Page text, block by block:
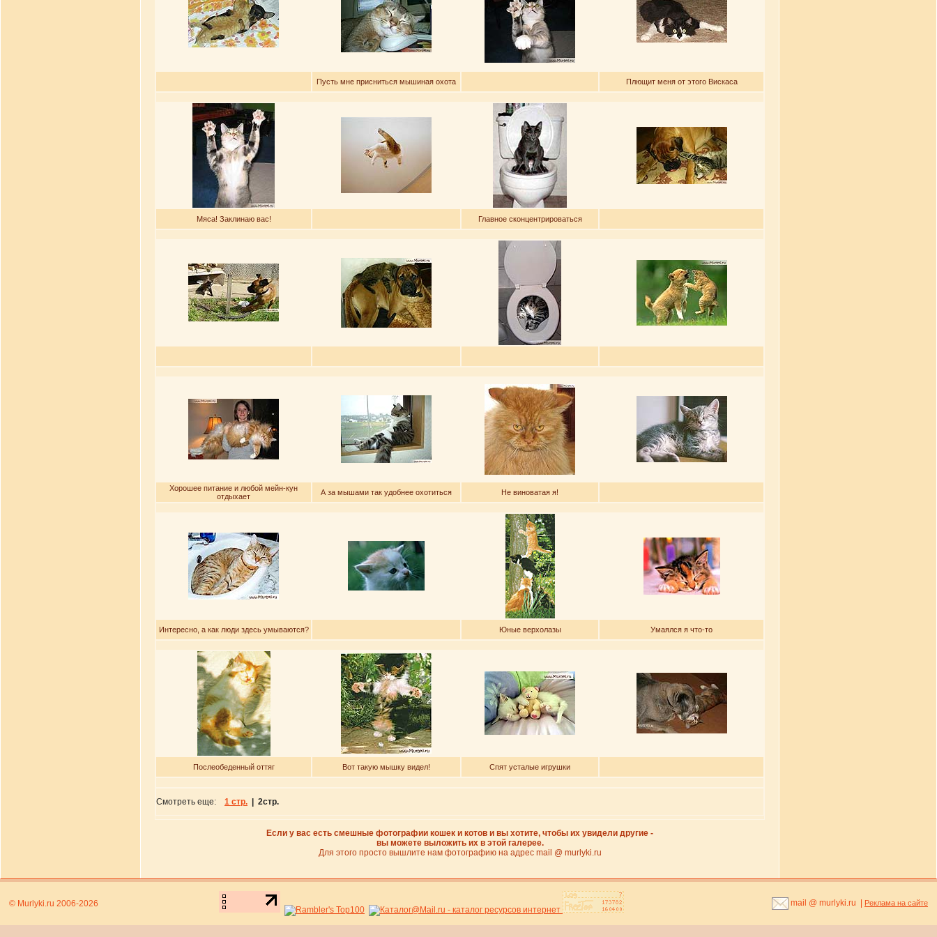
Пусть мне присниться мышиная охота Плющит меня от этого Вискаса
Мяса! Заклинаю вас! Главное сконцентрироваться
Хорошее питание и любой мейн-кун
отдыхает
А за мышами так удобнее охотиться Не виноватая я!
Интересно, а как люди здесь умываются? Юные верхолазы Умаялся я что-то
Послеобеденный оттяг Вот такую мышку видел! Спят усталые игрушки
Смотреть еще: 1 стр. | 2стр.
Если у вас есть смешные фотографии кошек и котов и вы хотите, чтобы их увидели другие -
вы можете выложить их в этой галерее.
Для этого просто вышлите нам фотографию на адрес mail @ murlyki.ru
© Murlyki.ru 2006-2026 mail @ murlyki.ru | Реклама на сайте